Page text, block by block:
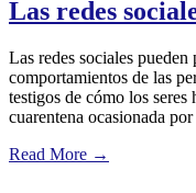
Las redes
Las redes sociales
comportamientos de las
testigos de cómo los seres
cuarentena ocasionada
Read More →